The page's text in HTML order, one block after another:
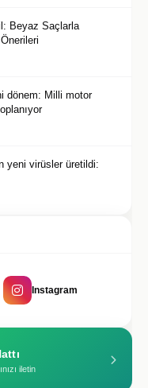
Beyaz Saçlarla
dönem: Milli motor
yeni virüsler üretildi:
Instagram
iletin